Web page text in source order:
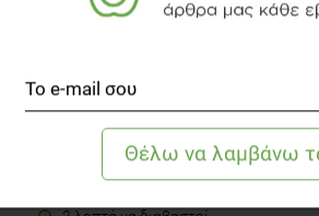
Κολικοί του βρέφους